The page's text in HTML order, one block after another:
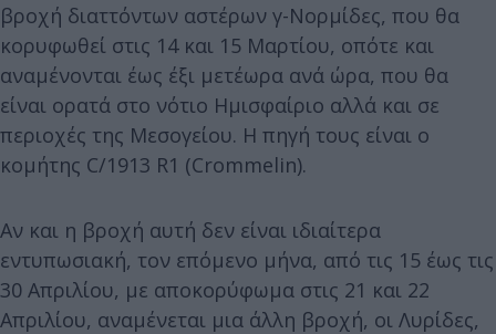
βροχή διαττόντων αστέρων γ-Νορμίδες, που θα
κορυφωθεί στις 14 και 15 Μαρτίου, οπότε και
αναμένονται έως έξι μετέωρα ανά ώρα, που θα
είναι ορατά στο νότιο Ημισφαίριο αλλά και σε
περιοχές της Μεσογείου. Η πηγή τους είναι ο
κομήτης C/1913 R1 (Crommelin).
Αν και η βροχή αυτή δεν είναι ιδιαίτερα
εντυπωσιακή, τον επόμενο μήνα, από τις 15 έως τις
30 Απριλίου, με αποκορύφωμα στις 21 και 22
Απριλίου, αναμένεται μια άλλη βροχή, οι Λυρίδες,